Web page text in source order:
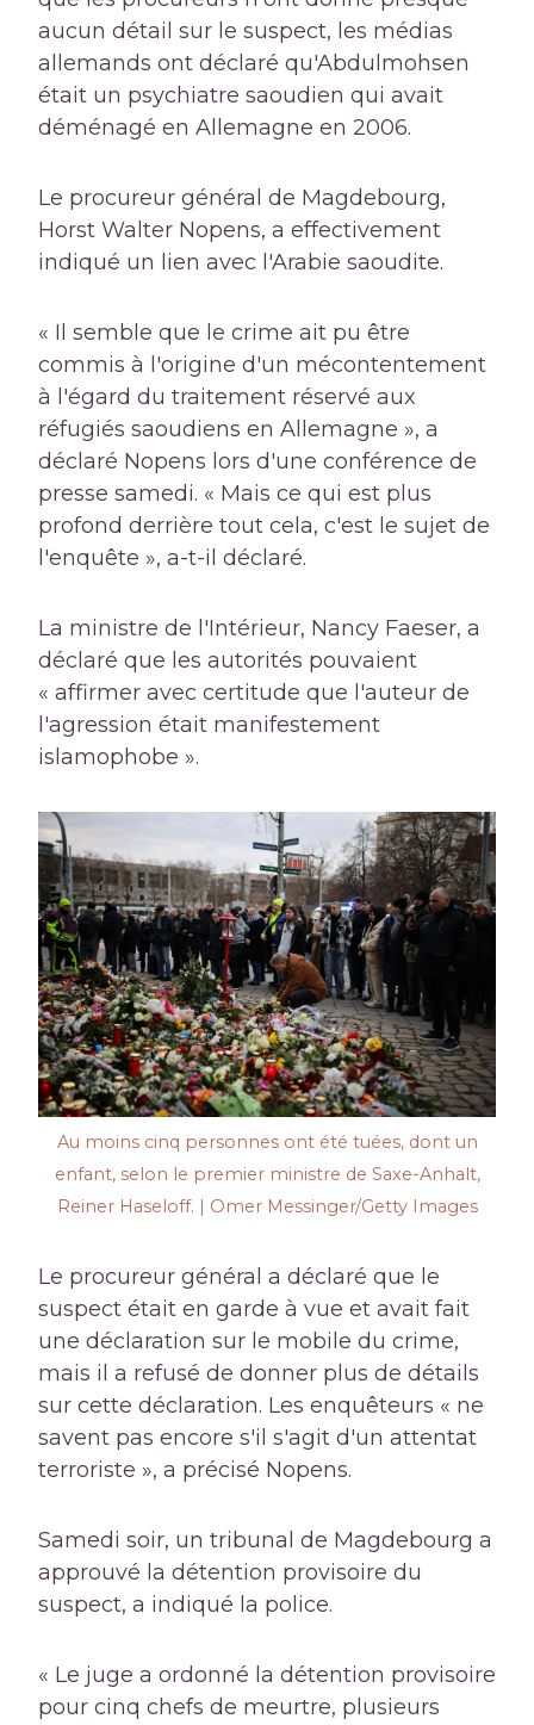
aucun détail sur le suspect, les médias
allemands ont déclaré qu'Abdulmohsen
était un psychiatre saoudien qui avait
déménagé en Allemagne en 2006.
Le procureur général de Magdebourg,
Horst Walter Nopens, a effectivement
indiqué un lien avec l'Arabie saoudite.
« Il semble que le crime ait pu être
commis à l'origine d'un mécontentement
à l'égard du traitement réservé aux
réfugiés saoudiens en Allemagne », a
déclaré Nopens lors d'une conférence de
presse samedi. « Mais ce qui est plus
profond derrière tout cela, c'est le sujet de
l'enquête », a-t-il déclaré.
La ministre de l'Intérieur, Nancy Faeser, a
déclaré que les autorités pouvaient
« affirmer avec certitude que l'auteur de
l'agression était manifestement
islamophobe ».
Au moins cinq personnes ont été tuées, dont un
enfant, selon le premier ministre de Saxe-Anhalt,
Reiner Haseloff. | Omer Messinger/Getty Images
Le procureur général a déclaré que le
suspect était en garde à vue et avait fait
une déclaration sur le mobile du crime,
mais il a refusé de donner plus de détails
sur cette déclaration. Les enquêteurs « ne
savent pas encore s'il s'agit d'un attentat
terroriste », a précisé Nopens.
Samedi soir, un tribunal de Magdebourg a
approuvé la détention provisoire du
suspect, a indiqué la police.
« Le juge a ordonné la détention provisoire
pour cinq chefs de meurtre, plusieurs